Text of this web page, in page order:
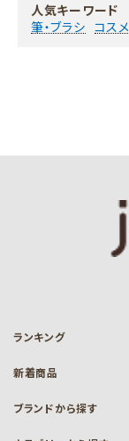
人気キーワード
筆・ブラシ コスメ
ランキング
新着商品
ブランドから探す